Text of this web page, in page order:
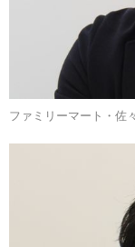
ファミリーマート・佐